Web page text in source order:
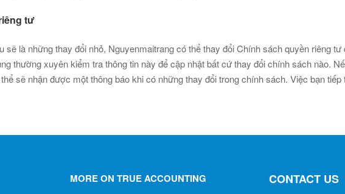
tư
sẽ là những thay đổi nhỏ, Nguyenmaitrang có thể thay đổi Chính sách quyền riêng
thường xuyên kiểm tra thông tin này để cập nhật bất cứ thay đổi chính sách nào.
sẽ nhận được một thông báo khi có những thay đổi trong chính sách. Việc bạn
MORE ON TRUE ACCOUNTING
CONTACT US